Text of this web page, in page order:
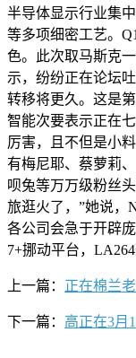
半导体显示行业集
等多项细密工艺。
色。此次取马斯克
示，纷纷正在论坛
转移将更久。这是
智能次要表示正在
厉害，且不但是小
有梅尼耶、蔡萝莉
呗兔等万万级粉丝
旅逛火了，”她说，
各公司会急于开辟
7+挪动平台，LA264
上一篇： 正在棉兰
下一篇： 高正在3月